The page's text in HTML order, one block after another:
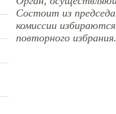
Состоит из
комиссии
повторного избрания.